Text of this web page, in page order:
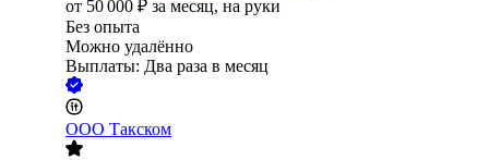
от 50 000 ₽ за месяц, на руки
Без опыта
Можно удалённо
Выплаты: Два раза в месяц
ООО Такском